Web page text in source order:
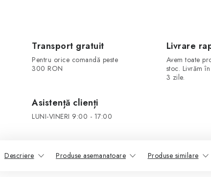
Transport gratuit
Pentru orice comandă peste
300 RON
Livrare
Avem toate
stoc. Livrăm
3 zile.
Asistență clienți
LUNI-VINERI 9:00 - 17:00
Descriere Produse asemanatoare Produse similare